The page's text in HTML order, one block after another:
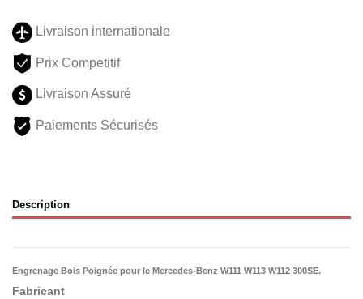
Livraison internationale
Prix Competitif
Livraison Assuré
Paiements Sécurisés
Description
Engrenage Bois Poignée pour le Mercedes-Benz W111 W113 W112 300SE.
Fabricant